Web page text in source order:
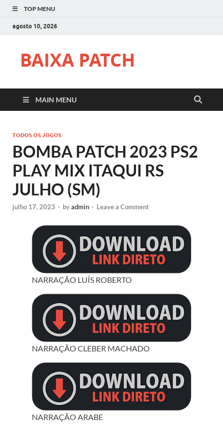
TOP MENU
agosto 10, 2026
BAIXA PATCH
MAIN MENU
TODOS OS JOGOS
BOMBA PATCH 2023 PS2
PLAY MIX ITAQUI RS
JULHO (SM)
julho 17, 2023 - byadmin - Leave a Comment
NARRAÇÃO LUÍS ROBERTO
NARRAÇÃO CLEBER MACHADO
NARRAÇÃO ARABE